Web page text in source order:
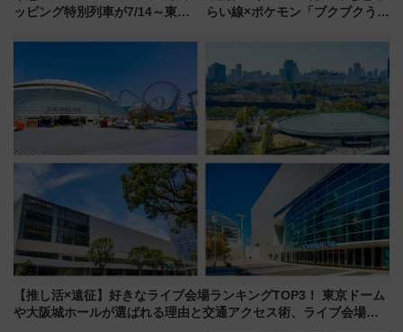
ッピング特別列車が7/14～東
ー！ 注目の編成やデザインまと
らい線×ポケモン「ブクブクうみ
行開始に！ この夏は直通列車で
横浜へ！
【推し活×遠征】好きなライブ会場ランキングTOP3！ 東京ドーム
や大阪城ホールが選ばれる理由と交通アクセス術、ライブ会場に